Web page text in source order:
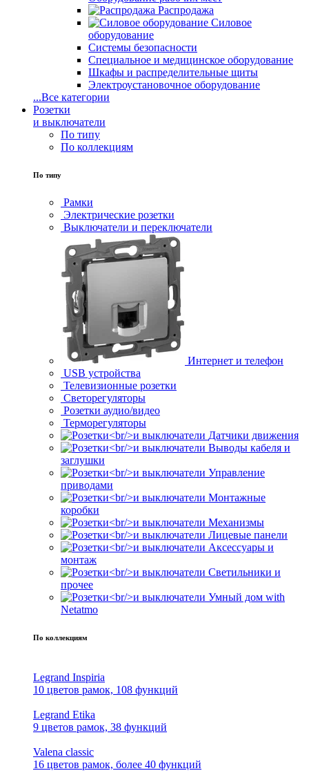
Распродажа
Силовое
оборудование
Системы безопасности
Специальное и медицинское оборудование
Шкафы и распределительные щиты
Электроустановочное оборудование
...Все категории
Розетки
и выключатели
По типу
По коллекциям
По типу
Рамки
Электрические розетки
Выключатели и переключатели
Интернет и телефон
USB устройства
Телевизионные розетки
Светорегуляторы
Розетки аудио/видео
Терморегуляторы
Датчики движения
Выводы кабеля и
заглушки
Управление
приводами
Монтажные
коробки
Механизмы
Лицевые панели
Аксессуары и
монтаж
Светильники и
прочее
Умный дом with
Netatmo
По коллекциям
Legrand Inspiria
10 цветов рамок, 108 функций
Legrand Etika
9 цветов рамок, 38 функций
Valena classic
16 цветов рамок, более 40 функций